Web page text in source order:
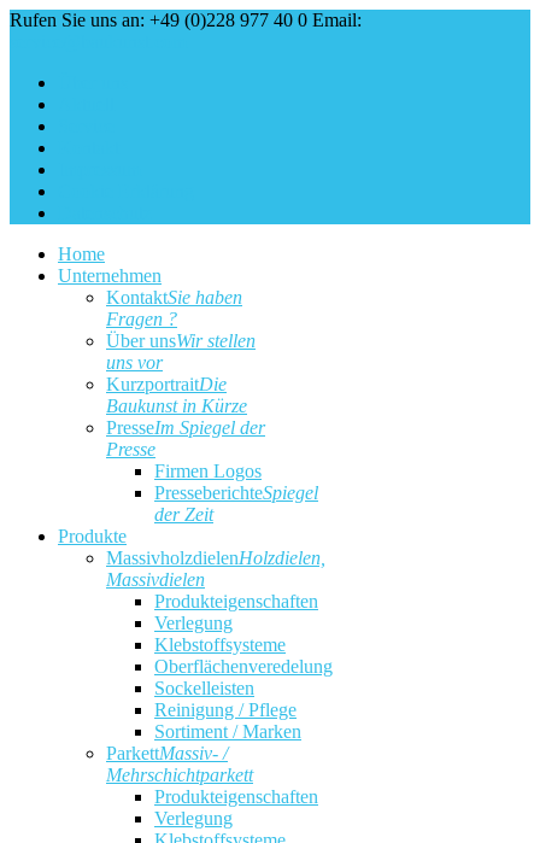
Rufen Sie uns an: +49 (0)228 977 40 0 Email:
Home
Unternehmen
KontaktSie haben
Fragen ?
Über unsWir stellen
uns vor
KurzportraitDie
Baukunst in Kürze
PresseIm Spiegel der
Presse
Firmen Logos
PresseberichteSpiegel
der Zeit
Produkte
MassivholzdielenHolzdielen,
Massivdielen
Produkteigenschaften
Verlegung
Klebstoffsysteme
Oberflächenveredelung
Sockelleisten
Reinigung / Pflege
Sortiment / Marken
ParkettMassiv- /
Mehrschichtparkett
Produkteigenschaften
Verlegung